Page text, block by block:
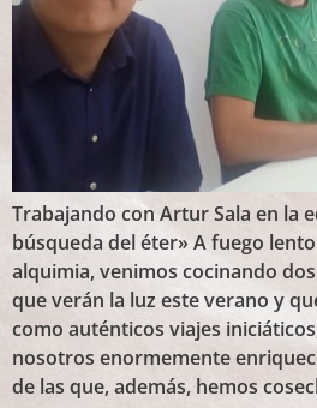
Trabajando con Artur Sala en la
búsqueda del éter» A fuego
alquimia, venimos cocinando
que verán la luz este verano y
como auténticos viajes
nosotros enormemente
de las que, además, hemos